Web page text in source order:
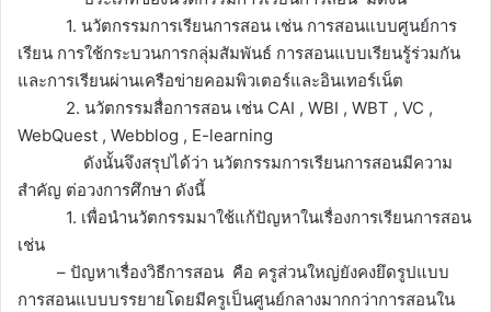
1. นวัตกรรมการเรียนการสอน เช่น การสอนแบบศูนย์การ
เรียน การใช้กระบวนการกลุ่มสัมพันธ์ การสอนแบบเรียนรู้ร่วมกัน
และการเรียนผ่านเครือข่ายคอมพิวเตอร์และอินเทอร์เน็ต
2. นวัตกรรมสื่อการสอน เช่น CAI , WBI , WBT , VC ,
WebQuest , Webblog , E-learning
ดังนั้นจึงสรุปได้ว่า นวัตกรรมการเรียนการสอนมีความ
สำคัญ ต่อวงการศึกษา ดังนี้
1. เพื่อนำนวัตกรรมมาใช้แก้ปัญหาในเรื่องการเรียนการสอน
เช่น
– ปัญหาเรื่องวิธีการสอน คือ ครูส่วนใหญ่ยังคงยึดรูปแบบ
การสอนแบบบรรยายโดยมีครูเป็นศูนย์กลางมากกว่าการสอนใน